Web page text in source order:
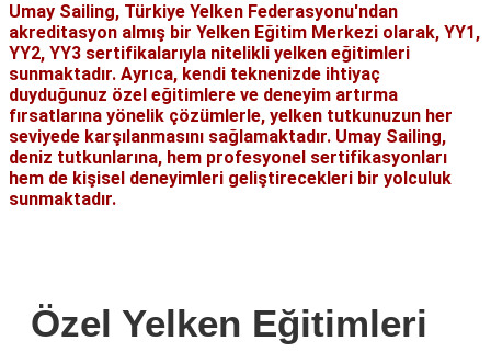
Umay Sailing, Türkiye Yelken Federasyonu'ndan
akreditasyon almış bir Yelken Eğitim Merkezi olarak, YY1,
YY2, YY3 sertifikalarıyla nitelikli yelken eğitimleri
sunmaktadır. Ayrıca, kendi teknenizde ihtiyaç
duyduğunuz özel eğitimlere ve deneyim artırma
fırsatlarına yönelik çözümlerle, yelken tutkunuzun her
seviyede karşılanmasını sağlamaktadır. Umay Sailing,
deniz tutkunlarına, hem profesyonel sertifikasyonları
hem de kişisel deneyimleri geliştirecekleri bir yolculuk
sunmaktadır.
Özel Yelken Eğitimleri